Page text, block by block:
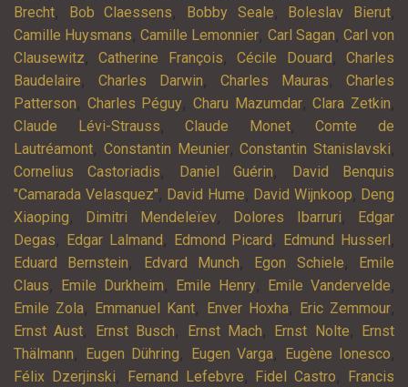
Brecht, Bob Claessens, Bobby Seale, Boleslav Bierut,
Camille Huysmans,Camille Lemonnier, Carl Sagan, Carl von
Clausewitz,Catherine François,Cécile Douard ,Charles
Baudelaire, Charles Darwin, Charles Mauras, Charles
Patterson, Charles Péguy,Charu Mazumdar,Clara Zetkin,
Claude Lévi-Strauss,Claude Monet,Comte de
Lautréamont, Constantin Meunier,Constantin Stanislavski,
Cornelius Castoriadis, Daniel Guérin,
David Benquis
"Camarada Velasquez", David Hume, David Wijnkoop, Deng
Xiaoping, Dimitri Mendeleïev, Dolores Ibarruri,
Edgar
Degas, Edgar Lalmand , Edmond Picard , Edmund Husserl ,
Eduard Bernstein, Edvard Munch, Egon Schiele,
Emile
Claus, Emile Durkheim, Emile Henry, Emile Vandervelde,
Emile Zola, Emmanuel Kant, Enver Hoxha, Eric Zemmour,
Ernst Aust, Ernst Busch, Ernst Mach, Ernst Nolte,
Ernst
Thälmann, Eugen Dühring, Eugen Varga, Eugène Ionesco,
Félix Dzerjinski, Fernand Lefebvre, Fidel Castro,
Francis